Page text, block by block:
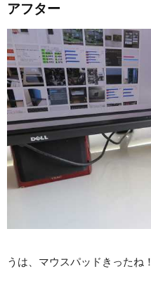
アフター
うは、マウスパッドきったね！